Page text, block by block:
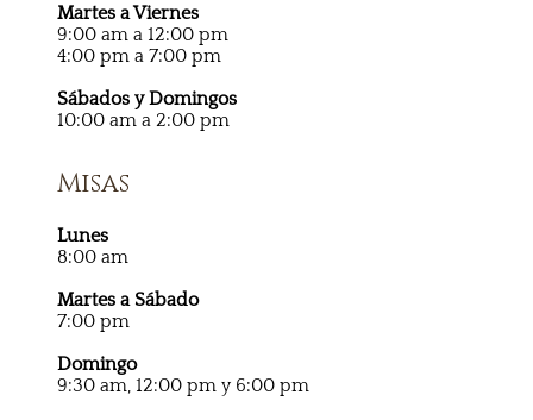
Martes a Viernes
9:00 am a 12:00 pm
4:00 pm a 7:00 pm
Sábados y Domingos
10:00 am a 2:00 pm
Misas
Lunes
8:00 am
Martes a Sábado
7:00 pm
Domingo
9:30 am, 12:00 pm y 6:00 pm